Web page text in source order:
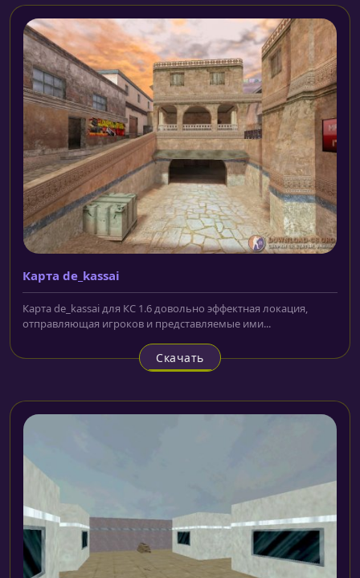
Карта de_kassai
Карта de_kassai для КС 1.6 довольно эффектная локация,
отправляющая игроков и представляемые ими...
Скачать